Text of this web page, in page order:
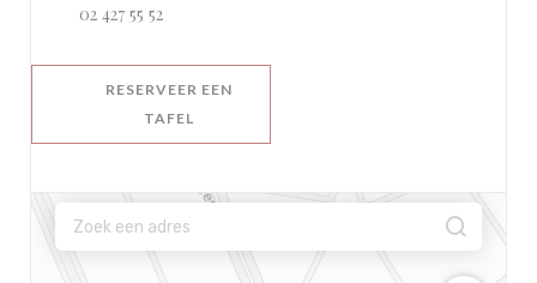
02 427 55 52
RESERVEER EEN
TAFEL